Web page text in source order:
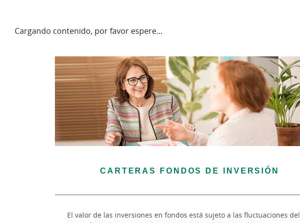
Cargando contenido, por favor espere...
CARTERAS FONDOS DE INVERSIÓN
El valor de las inversiones en fondos está sujeto a las fluctuaciones del